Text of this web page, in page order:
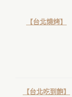
【台北燒烤】
【台北吃到飽】